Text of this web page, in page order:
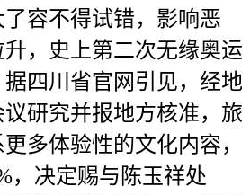
容不得试错，影响恶
，史上第二次无缘奥运
四川省官网引见，经地
研究并报地方核准，旅
多体验性的文化内容，
，决定赐与陈玉祥处